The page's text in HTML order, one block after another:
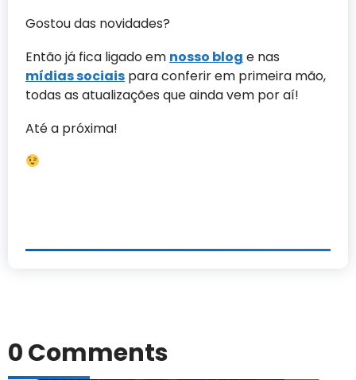
Gostou das novidades?
Então já fica ligado em nosso blog e nas
mídias sociais para conferir em primeira mão,
todas as atualizações que ainda vem por aí!
Até a próxima!
0 Comments